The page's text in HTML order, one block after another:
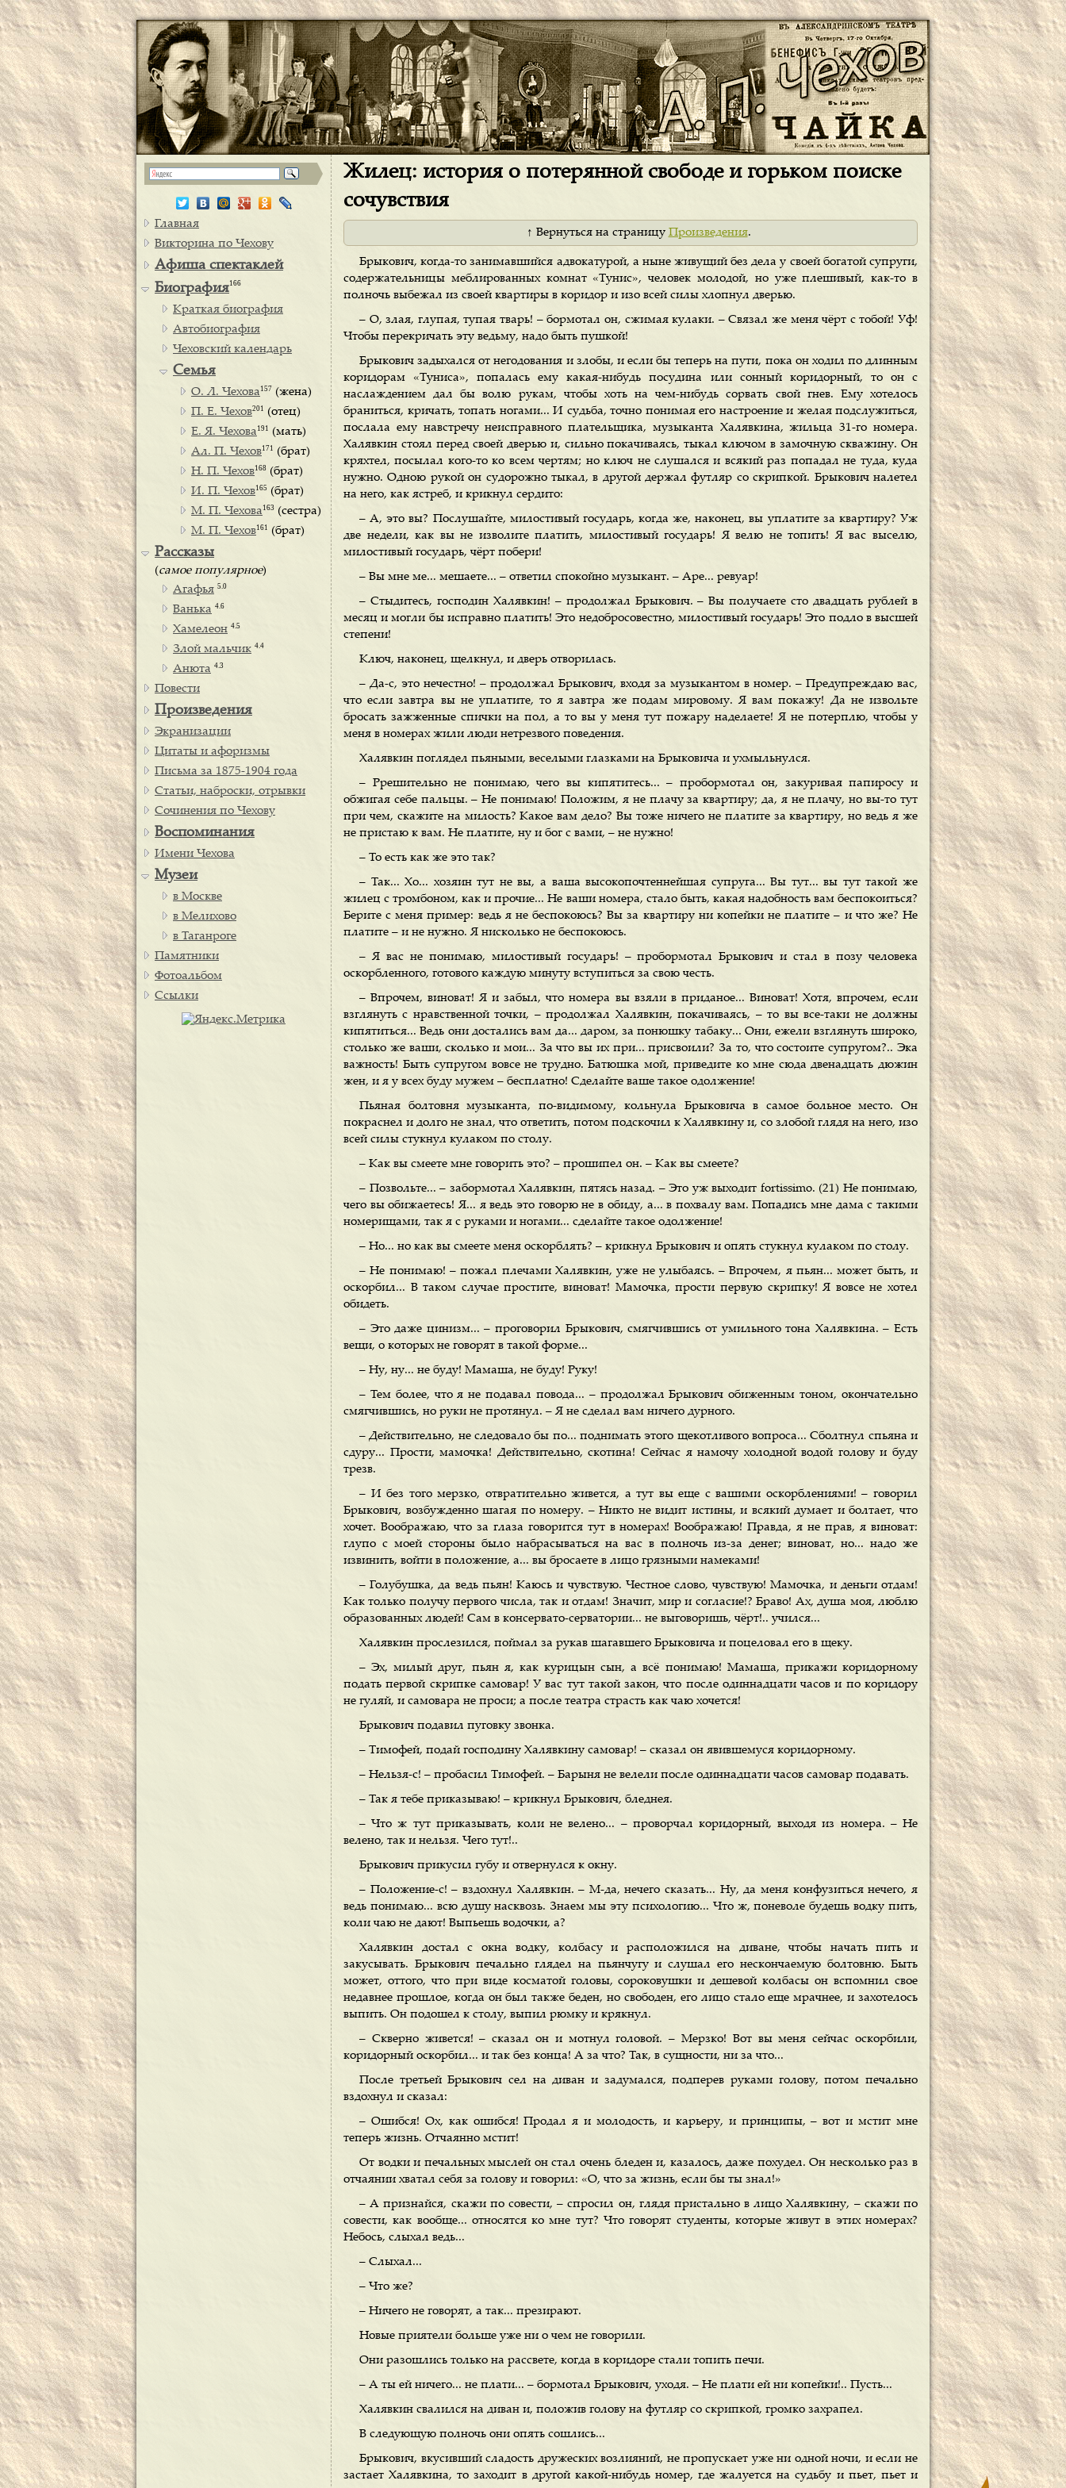
Жилец: история о потерянной свободе и горьком поиске
сочувствия
↑ Вернуться на страницу Произведения.
Брыкович, когда-то занимавшийся адвокатурой, а ныне живущий без дела у своей богатой супруги,
содержательницы меблированных комнат «Тунис», человек молодой, но уже плешивый, как-то в
полночь выбежал из своей квартиры в коридор и изо всей силы хлопнул дверью.
– О, злая, глупая, тупая тварь! – бормотал он, сжимая кулаки. – Связал же меня чёрт с тобой! Уф!
Чтобы перекричать эту ведьму, надо быть пушкой!
Брыкович задыхался от негодования и злобы, и если бы теперь на пути, пока он ходил по длинным
коридорам «Туниса», попалась ему какая-нибудь посудина или сонный коридорный, то он с
наслаждением дал бы волю рукам, чтобы хоть на чем-нибудь сорвать свой гнев. Ему хотелось
браниться, кричать, топать ногами... И судьба, точно понимая его настроение и желая подслужиться,
послала ему навстречу неисправного плательщика, музыканта Халявкина, жильца 31-го номера.
Халявкин стоял перед своей дверью и, сильно покачиваясь, тыкал ключом в замочную скважину. Он
кряхтел, посылал кого-то ко всем чертям; но ключ не слушался и всякий раз попадал не туда, куда
нужно. Одною рукой он судорожно тыкал, в другой держал футляр со скрипкой. Брыкович налетел
на него, как ястреб, и крикнул сердито:
– А, это вы? Послушайте, милостивый государь, когда же, наконец, вы уплатите за квартиру? Уж
две недели, как вы не изволите платить, милостивый государь! Я велю не топить! Я вас выселю,
милостивый государь, чёрт побери!
– Вы мне ме... мешаете... – ответил спокойно музыкант. – Аре... ревуар!
– Стыдитесь, господин Халявкин! – продолжал Брыкович. – Вы получаете сто двадцать рублей в
месяц и могли бы исправно платить! Это недобросовестно, милостивый государь! Это подло в высшей
степени!
Ключ, наконец, щелкнул, и дверь отворилась.
– Да-с, это нечестно! – продолжал Брыкович, входя за музыкантом в номер. – Предупреждаю вас,
что если завтра вы не уплатите, то я завтра же подам мировому. Я вам покажу! Да не извольте
бросать зажженные спички на пол, а то вы у меня тут пожару наделаете! Я не потерплю, чтобы у
меня в номерах жили люди нетрезвого поведения.
Халявкин поглядел пьяными, веселыми глазками на Брыковича и ухмыльнулся.
– Ррешительно не понимаю, чего вы кипятитесь... – пробормотал он, закуривая папиросу и
обжигая себе пальцы. – Не понимаю! Положим, я не плачу за квартиру; да, я не плачу, но вы-то тут
при чем, скажите на милость? Какое вам дело? Вы тоже ничего не платите за квартиру, но ведь я же
не пристаю к вам. Не платите, ну и бог с вами, – не нужно!
– То есть как же это так?
– Так... Хо... хозяин тут не вы, а ваша высокопочтеннейшая супруга... Вы тут... вы тут такой же
жилец с тромбоном, как и прочие... Не ваши номера, стало быть, какая надобность вам беспокоиться?
Берите с меня пример: ведь я не беспокоюсь? Вы за квартиру ни копейки не платите – и что же? Не
платите – и не нужно. Я нисколько не беспокоюсь.
– Я вас не понимаю, милостивый государь! – пробормотал Брыкович и стал в позу человека
оскорбленного, готового каждую минуту вступиться за свою честь.
– Впрочем, виноват! Я и забыл, что номера вы взяли в приданое... Виноват! Хотя, впрочем, если
взглянуть с нравственной точки, – продолжал Халявкин, покачиваясь, – то вы все-таки не должны
кипятиться... Ведь они достались вам да... даром, за понюшку табаку... Они, ежели взглянуть широко,
столько же ваши, сколько и мои... За что вы их при... присвоили? За то, что состоите супругом?.. Эка
важность! Быть супругом вовсе не трудно. Батюшка мой, приведите ко мне сюда двенадцать дюжин
жен, и я у всех буду мужем – бесплатно! Сделайте ваше такое одолжение!
Пьяная болтовня музыканта, по-видимому, кольнула Брыковича в самое больное место. Он
покраснел и долго не знал, что ответить, потом подскочил к Халявкину и, со злобой глядя на него, изо
всей силы стукнул кулаком по столу.
– Как вы смеете мне говорить это? – прошипел он. – Как вы смеете?
– Позвольте... – забормотал Халявкин, пятясь назад. – Это уж выходит fortissimo. (21) Не понимаю,
чего вы обижаетесь! Я... я ведь это говорю не в обиду, а... в похвалу вам. Попадись мне дама с такими
номерищами, так я с руками и ногами... сделайте такое одолжение!
– Но... но как вы смеете меня оскорблять? – крикнул Брыкович и опять стукнул кулаком по столу.
– Не понимаю! – пожал плечами Халявкин, уже не улыбаясь. – Впрочем, я пьян... может быть, и
оскорбил... В таком случае простите, виноват! Мамочка, прости первую скрипку! Я вовсе не хотел
обидеть.
– Это даже цинизм... – проговорил Брыкович, смягчившись от умильного тона Халявкина. – Есть
вещи, о которых не говорят в такой форме...
– Ну, ну... не буду! Мамаша, не буду! Руку!
– Тем более, что я не подавал повода... – продолжал Брыкович обиженным тоном, окончательно
смягчившись, но руки не протянул. – Я не сделал вам ничего дурного.
– Действительно, не следовало бы по... поднимать этого щекотливого вопроса... Сболтнул спьяна и
сдуру... Прости, мамочка! Действительно, скотина! Сейчас я намочу холодной водой голову и буду
трезв.
– И без того мерзко, отвратительно живется, а тут вы еще с вашими оскорблениями! – говорил
Брыкович, возбужденно шагая по номеру. – Никто не видит истины, и всякий думает и болтает, что
хочет. Воображаю, что за глаза говорится тут в номерах! Воображаю! Правда, я не прав, я виноват:
глупо с моей стороны было набрасываться на вас в полночь из-за денег; виноват, но... надо же
извинить, войти в положение, а... вы бросаете в лицо грязными намеками!
– Голубушка, да ведь пьян! Каюсь и чувствую. Честное слово, чувствую! Мамочка, и деньги отдам!
Как только получу первого числа, так и отдам! Значит, мир и согласие!? Браво! Ах, душа моя, люблю
образованных людей! Сам в консервато-серватории... не выговоришь, чёрт!.. учился...
Халявкин прослезился, поймал за рукав шагавшего Брыковича и поцеловал его в щеку.
– Эх, милый друг, пьян я, как курицын сын, а всё понимаю! Мамаша, прикажи коридорному
подать первой скрипке самовар! У вас тут такой закон, что после одиннадцати часов и по коридору
не гуляй, и самовара не проси; а после театра страсть как чаю хочется!
Брыкович подавил пуговку звонка.
– Тимофей, подай господину Халявкину самовар! – сказал он явившемуся коридорному.
– Нельзя-с! – пробасил Тимофей. – Барыня не велели после одиннадцати часов самовар подавать.
– Так я тебе приказываю! – крикнул Брыкович, бледнея.
– Что ж тут приказывать, коли не велено... – проворчал коридорный, выходя из номера. – Не
велено, так и нельзя. Чего тут!..
Брыкович прикусил губу и отвернулся к окну.
– Положение-с! – вздохнул Халявкин. – М-да, нечего сказать... Ну, да меня конфузиться нечего, я
ведь понимаю... всю душу насквозь. Знаем мы эту психологию... Что ж, поневоле будешь водку пить,
коли чаю не дают! Выпьешь водочки, а?
Халявкин достал с окна водку, колбасу и расположился на диване, чтобы начать пить и
закусывать. Брыкович печально глядел на пьянчугу и слушал его нескончаемую болтовню. Быть
может, оттого, что при виде косматой головы, сороковушки и дешевой колбасы он вспомнил свое
недавнее прошлое, когда он был также беден, но свободен, его лицо стало еще мрачнее, и захотелось
выпить. Он подошел к столу, выпил рюмку и крякнул.
– Скверно живется! – сказал он и мотнул головой. – Мерзко! Вот вы меня сейчас оскорбили,
коридорный оскорбил... и так без конца! А за что? Так, в сущности, ни за что...
После третьей Брыкович сел на диван и задумался, подперев руками голову, потом печально
вздохнул и сказал:
– Ошибся! Ох, как ошибся! Продал я и молодость, и карьеру, и принципы, – вот и мстит мне
теперь жизнь. Отчаянно мстит!
От водки и печальных мыслей он стал очень бледен и, казалось, даже похудел. Он несколько раз в
отчаянии хватал себя за голову и говорил: «О, что за жизнь, если бы ты знал!»
– А признайся, скажи по совести, – спросил он, глядя пристально в лицо Халявкину, – скажи по
совести, как вообще... относятся ко мне тут? Что говорят студенты, которые живут в этих номерах?
Небось, слыхал ведь...
– Слыхал...
– Что же?
– Ничего не говорят, а так... презирают.
Новые приятели больше уже ни о чем не говорили.
Они разошлись только на рассвете, когда в коридоре стали топить печи.
– А ты ей ничего... не плати... – бормотал Брыкович, уходя. – Не плати ей ни копейки!.. Пусть...
Халявкин свалился на диван и, положив голову на футляр со скрипкой, громко захрапел.
В следующую полночь они опять сошлись...
Брыкович, вкусивший сладость дружеских возлияний, не пропускает уже ни одной ночи, и если не
застает Халявкина, то заходит в другой какой-нибудь номер, где жалуется на судьбу и пьет, пьет и
Главная
Викторина по Чехову
Афиша спектаклей
Биография166
Краткая биография
Автобиография
Чеховский календарь
Семья
О. Л. Чехова 157 (жена)
П. Е. Чехов201 (отец)
Е. Я. Чехова 191 (мать)
Ал. П. Чехов171 (брат)
Н. П. Чехов168 (брат)
И. П. Чехов165 (брат)
М. П. Чехова 163 (сестра)
М. П. Чехов161 (брат)
Рассказы
(самое популярное)
Агафья 5.0
Ванька 4.6
Хамелеон 4.5
Злой мальчик 4.4
Анюта 4.3
Повести
Произведения
Экранизации
Цитаты и афоризмы
Письма за 1875-1904 года
Статьи, наброски, отрывки
Сочинения по Чехову
Воспоминания
Имени Чехова
Музеи
в Москве
в Мелихово
в Таганроге
Памятники
Фотоальбом
Ссылки